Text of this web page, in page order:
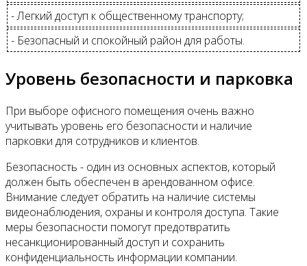
- Легкий доступ к общественному транспорту;
- Безопасный и спокойный район для работы.
Уровень безопасности и парковка
При выборе офисного помещения очень важно
учитывать уровень его безопасности и наличие
парковки для сотрудников и клиентов.
Безопасность - один из основных аспектов, который
должен быть обеспечен в арендованном офисе.
Внимание следует обратить на наличие системы
видеонаблюдения, охраны и контроля доступа. Такие
меры безопасности помогут предотвратить
несанкционированный доступ и сохранить
конфиденциальность информации компании.